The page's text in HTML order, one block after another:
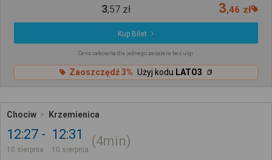
3,57 zł 3,46 zł
Kup Bilet
Cena całkowita dla jednego pasażera bez ulgi
Zaoszczędź 3% Użyj kodu LATO3
Chociw Krzemienica
12:27
10 sierpnia
12:31
10 sierpnia
4min